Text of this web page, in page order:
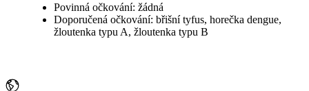
Povinná očkování: žádná
Doporučená očkování: břišní tyfus, horečka dengue,
žloutenka typu A, žloutenka typu B